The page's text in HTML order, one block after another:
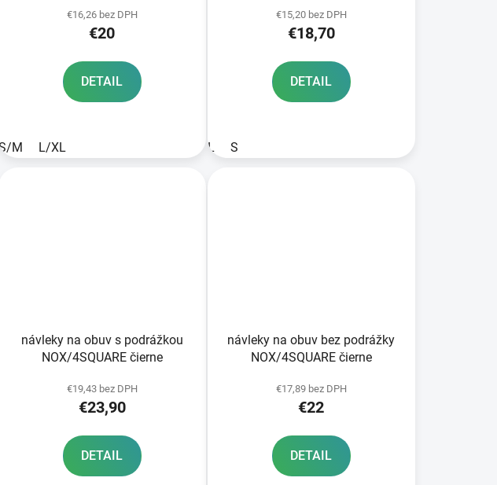
€16,26 bez DPH
€20
DETAIL
S/M L/XL
€15,20 bez DPH
€18,70
DETAIL
L S
návleky na obuv s podrážkou
NOX/4SQUARE čierne
€19,43 bez DPH
€23,90
DETAIL
návleky na obuv bez podrážky
NOX/4SQUARE čierne
€17,89 bez DPH
€22
DETAIL